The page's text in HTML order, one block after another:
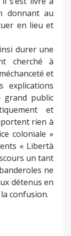
donnant au
en lieu et
durer une
cherché à
et
explications
grand public
et
rien à
coloniale »
« Libertà
un tant
ne
détenus en
confusion.